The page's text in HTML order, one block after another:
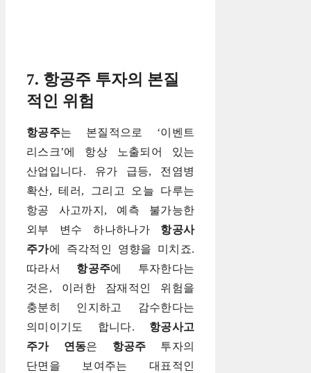
7. 항공주 투자의 본질
적인 위험
항공주는 본질적으로 ‘이벤트
리스크’에 항상 노출되어 있는
산업입니다. 유가 급등, 전염병
확산, 테러, 그리고 오늘 다루는
항공 사고까지, 예측 불가능한
외부 변수 하나하나가 항공사
주가에 즉각적인 영향을 미치죠.
따라서 항공주에 투자한다는
것은, 이러한 잠재적인 위험을
충분히 인지하고 감수한다는
의미이기도 합니다. 항공사고
주가 연동은 항공주 투자의
단면을 보여주는 대표적인